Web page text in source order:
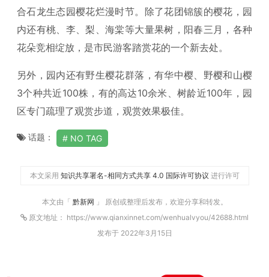
合石龙生态园樱花烂漫时节。除了花团锦簇的樱花，园
内还有桃、李、梨、海棠等大量果树，阳春三月，各种
花朵竞相绽放，是市民游客踏赏花的一个新去处。
另外，园内还有野生樱花群落，有华中樱、野樱和山樱
3个种共近100株，有的高达10余米、树龄近100年，园
区专门疏理了观赏步道，观赏效果极佳。
话题： NO TAG
本文采用 知识共享署名-相同方式共享 4.0 国际许可协议 进行许可
本文由「 黔新网 」 原创或整理后发布，欢迎分享和转发。
原文地址： https://www.qianxinnet.com/wenhualvyou/42688.html
发布于 2022年3月15日